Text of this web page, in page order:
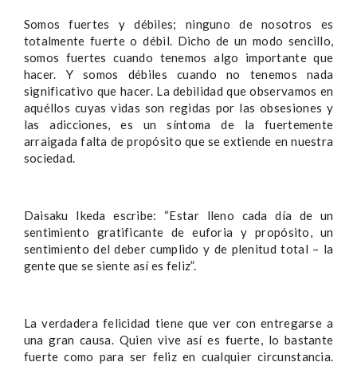
Somos fuertes y débiles; ninguno de nosotros es
totalmente fuerte o débil. Dicho de un modo sencillo,
somos fuertes cuando tenemos algo importante que
hacer. Y somos débiles cuando no tenemos nada
significativo que hacer. La debilidad que observamos en
aquéllos cuyas vidas son regidas por las obsesiones y
las adicciones, es un síntoma de la fuertemente
arraigada falta de propósito que se extiende en nuestra
sociedad.
Daisaku Ikeda escribe: “Estar lleno cada día de un
sentimiento gratificante de euforia y propósito, un
sentimiento del deber cumplido y de plenitud total – la
gente que se siente así es feliz”.
La verdadera felicidad tiene que ver con entregarse a
una gran causa. Quien vive así es fuerte, lo bastante
fuerte como para ser feliz en cualquier circunstancia.